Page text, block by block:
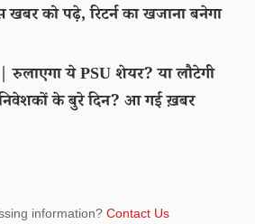
को पढ़े, रिटर्न का खजाना बनेगा
ये PSU शेयर? या लौटेगी
के बुरे दिन? आ गई ख़बर
information? Contact Us